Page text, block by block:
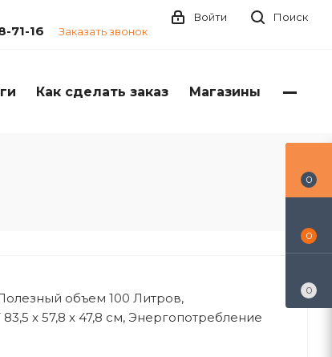
Поиск
Войти
71-16 Заказать звонок
Как сделать заказ Магазины
объем 100 Литров,
x 57,8 x 47,8 см, Энергопотребление
0
0
0